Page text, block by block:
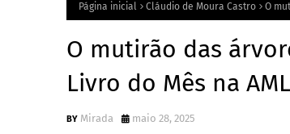
Página inicial Cláudio de Moura Castro O
O mutirão das
Livro do Mês na AML
Mirada maio 28, 2025